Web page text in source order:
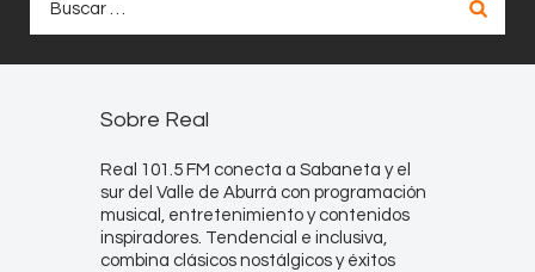
Sobre Real
Real 101.5 FM conecta a Sabaneta y el
sur del Valle de Aburrá con programación
musical, entretenimiento y contenidos
inspiradores. Tendencial e inclusiva,
combina clásicos nostálgicos y éxitos